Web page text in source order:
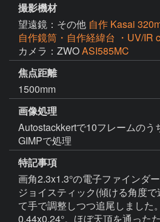
撮影機材
望遠鏡：その他 自作 Kasai
自作鏡筒・自作経緯台 ・UV/IR
カメラ：ZWOASI585MC
焦点距離
1500mm
画像処理
Autostackkertで10フレームのう
GIMPで処理
特記事項
画角2.3x1.3°の電子ファインダ
ジョイスティック(傾ける角度
て手で調整しつつ追尾しました
0.44x0.24°。ほぼ天頂を通った